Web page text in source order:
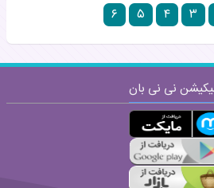
۳ ۴ ۵ ۶
نی نی بان